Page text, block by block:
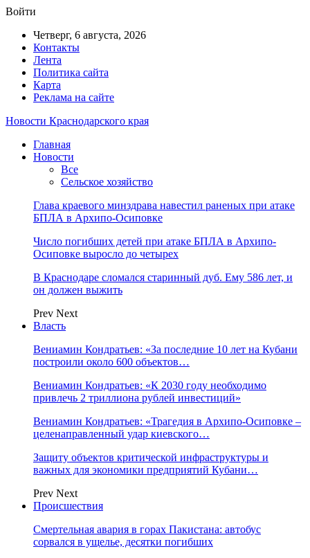
Войти
Четверг, 6 августа, 2026
Контакты
Лента
Политика сайта
Карта
Реклама на сайте
Новости Краснодарского края
Главная
Новости
Все
Сельское хозяйство
Глава краевого минздрава навестил раненых при атаке
БПЛА в Архипо-Осиповке
Число погибших детей при атаке БПЛА в Архипо-
Осиповке выросло до четырех
В Краснодаре сломался старинный дуб. Ему 586 лет, и
он должен выжить
Prev Next
Власть
Вениамин Кондратьев: «За последние 10 лет на Кубани
построили около 600 объектов…
Вениамин Кондратьев: «К 2030 году необходимо
привлечь 2 триллиона рублей инвестиций»
Вениамин Кондратьев: «Трагедия в Архипо-Осиповке –
целенаправленный удар киевского…
Защиту объектов критической инфраструктуры и
важных для экономики предприятий Кубани…
Prev Next
Происшествия
Смертельная авария в горах Пакистана: автобус
сорвался в ущелье, десятки погибших